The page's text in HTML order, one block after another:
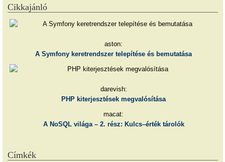
Cikkajánló
aston:
A Symfony keretrendszer telepítése és bemutatása
darevish:
PHP kiterjesztések megvalósítása
macat:
A NoSQL világa – 2. rész: Kulcs–érték tárolók
Címkék